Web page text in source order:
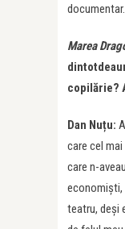
documentar.
Marea
copilărie?
Dan Nuțu:
care cel
care n-
economiști,
teatru, deși